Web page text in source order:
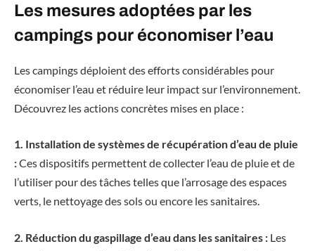
Les mesures adoptées par les
campings pour économiser l’eau
Les campings déploient des efforts considérables pour
économiser l’eau et réduire leur impact sur l’environnement.
Découvrez les actions concrètes mises en place :
1. Installation de systèmes de récupération d’eau de pluie
:Ces dispositifs permettent de collecter l’eau de pluie et de
l’utiliser pour des tâches telles que l’arrosage des espaces
verts, le nettoyage des sols ou encore les sanitaires.
2. Réduction du gaspillage d’eau dans les sanitaires : Les